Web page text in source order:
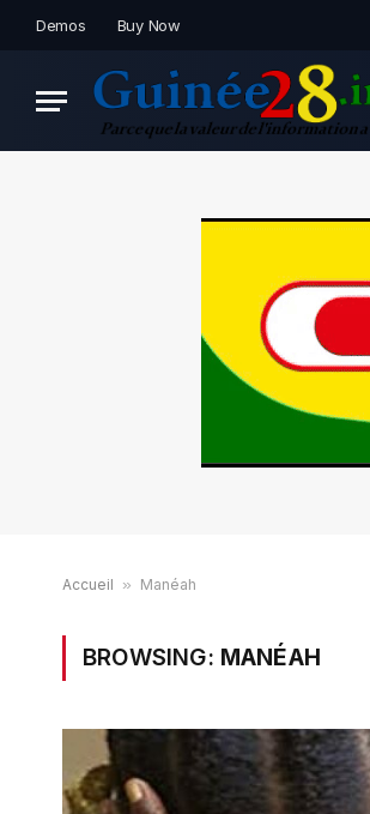
Demos Buy Now
Accueil » Manéah
BROWSING: MANÉAH